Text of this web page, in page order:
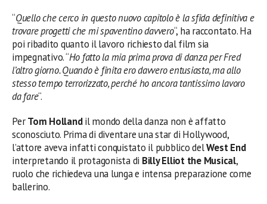
“Quello che cerco in questo nuovo capitolo è la sfida definitiva e
trovare progetti che mi spaventino davvero“, ha raccontato. Ha
poi ribadito quanto il lavoro richiesto dal film sia
impegnativo. “Ho fatto la mia prima prova di danza per Fred
l’altro giorno. Quando è finita ero davvero entusiasta, ma allo
stesso tempo terrorizzato, perché ho ancora tantissimo lavoro
da fare“.
PerTom Hollandil mondo della danza non è affatto
sconosciuto. Prima di diventare una star di Hollywood,
l’attore aveva infatti conquistato il pubblico delWest End
interpretando il protagonista di Billy Elliot the Musical,
ruolo che richiedeva una lunga e intensa preparazione come
ballerino.